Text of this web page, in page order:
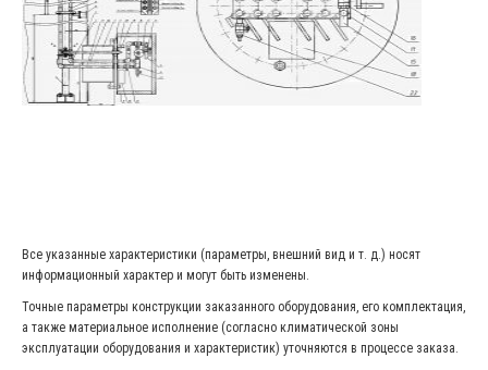
Все указанные характеристики (параметры, внешний вид и т. д.) носят
информационный характер и могут быть изменены.
Точные параметры конструкции заказанного оборудования, его комплектация,
а также материальное исполнение (согласно климатической зоны
эксплуатации оборудования и характеристик) уточняются в процессе заказа.